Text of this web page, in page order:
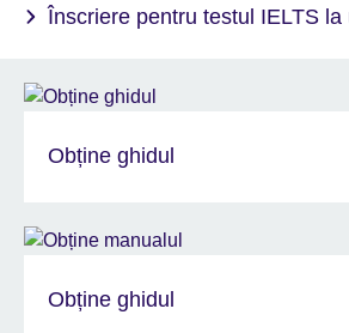
Înscriere pentru testul IELTS la
Obține ghidul
Obține ghidul